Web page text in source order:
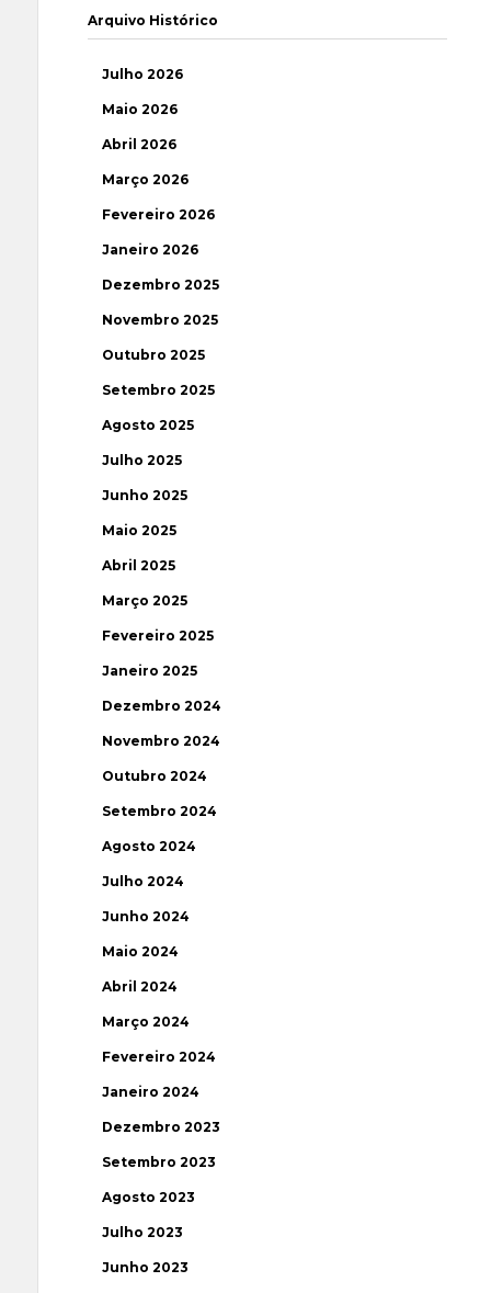
Arquivo Histórico
Julho 2026
Maio 2026
Abril 2026
Março 2026
Fevereiro 2026
Janeiro 2026
Dezembro 2025
Novembro 2025
Outubro 2025
Setembro 2025
Agosto 2025
Julho 2025
Junho 2025
Maio 2025
Abril 2025
Março 2025
Fevereiro 2025
Janeiro 2025
Dezembro 2024
Novembro 2024
Outubro 2024
Setembro 2024
Agosto 2024
Julho 2024
Junho 2024
Maio 2024
Abril 2024
Março 2024
Fevereiro 2024
Janeiro 2024
Dezembro 2023
Setembro 2023
Agosto 2023
Julho 2023
Junho 2023